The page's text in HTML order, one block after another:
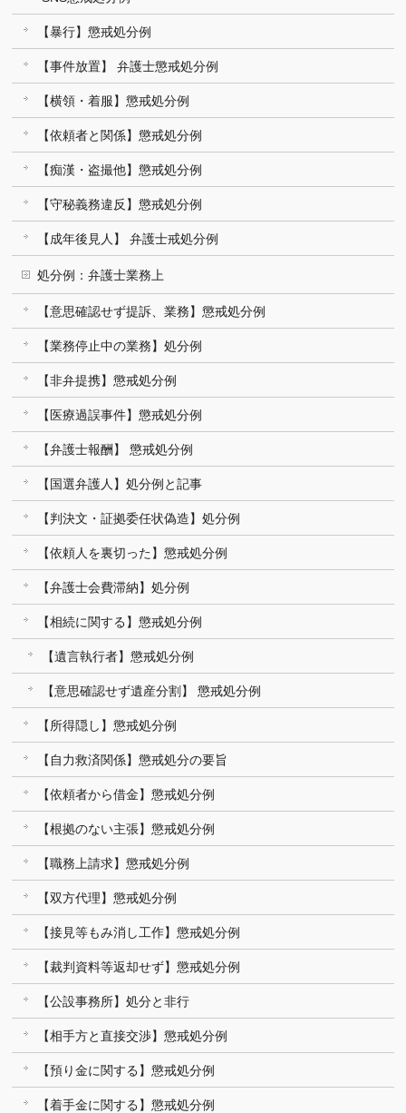
【暴行】懲戒処分例
【事件放置】 弁護士懲戒処分例
【横領・着服】懲戒処分例
【依頼者と関係】懲戒処分例
【痴漢・盗撮他】懲戒処分例
【守秘義務違反】懲戒処分例
【成年後見人】 弁護士戒処分例
処分例：弁護士業務上
【意思確認せず提訴、業務】懲戒処分例
【業務停止中の業務】処分例
【非弁提携】懲戒処分例
【医療過誤事件】懲戒処分例
【弁護士報酬】 懲戒処分例
【国選弁護人】処分例と記事
【判決文・証拠委任状偽造】処分例
【依頼人を裏切った】懲戒処分例
【弁護士会費滞納】処分例
【相続に関する】懲戒処分例
【遺言執行者】懲戒処分例
【意思確認せず遺産分割】 懲戒処分例
【所得隠し】懲戒処分例
【自力救済関係】懲戒処分の要旨
【依頼者から借金】懲戒処分例
【根拠のない主張】懲戒処分例
【職務上請求】懲戒処分例
【双方代理】懲戒処分例
【接見等もみ消し工作】懲戒処分例
【裁判資料等返却せず】懲戒処分例
【公設事務所】処分と非行
【相手方と直接交渉】懲戒処分例
【預り金に関する】懲戒処分例
【着手金に関する】懲戒処分例